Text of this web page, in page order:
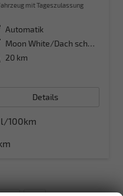
mit Tageszulassung
Automatik
Moon White/Dach schwarz Metallic (2Y1Z)
20 km
Details
100km